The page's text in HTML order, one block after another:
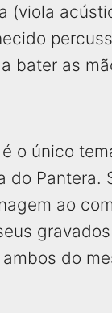
(viola
bater as
o único
do Pantera.
ao
do